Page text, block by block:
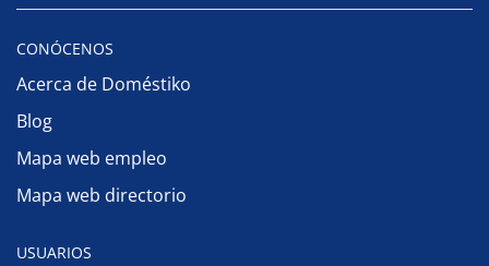
CONÓCENOS
Acerca de Doméstiko
Blog
Mapa web empleo
Mapa web directorio
USUARIOS